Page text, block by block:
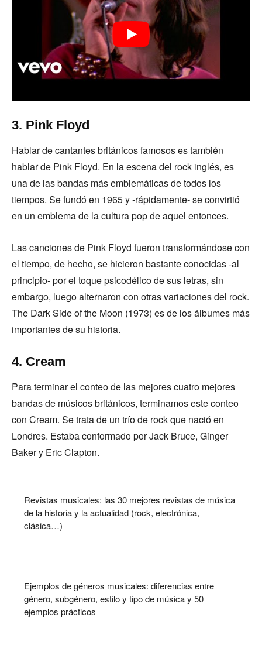
3. Pink Floyd
Hablar de cantantes británicos famosos es también
hablar de Pink Floyd. En la escena del rock inglés, es
una de las bandas más emblemáticas de todos los
tiempos. Se fundó en 1965 y -rápidamente- se convirtió
en un emblema de la cultura pop de aquel entonces.
Las canciones de Pink Floyd fueron transformándose con
el tiempo, de hecho, se hicieron bastante conocidas -al
principio- por el toque psicodélico de sus letras, sin
embargo, luego alternaron con otras variaciones del rock.
The Dark Side of the Moon (1973) es de los álbumes más
importantes de su historia.
4. Cream
Para terminar el conteo de las mejores cuatro mejores
bandas de músicos británicos, terminamos este conteo
con Cream. Se trata de un trío de rock que nació en
Londres. Estaba conformado por Jack Bruce, Ginger
Baker y Eric Clapton.
Revistas musicales: las 30 mejores revistas de música
de la historia y la actualidad (rock, electrónica,
clásica…)
Ejemplos de géneros musicales: diferencias entre
género, subgénero, estilo y tipo de música y 50
ejemplos prácticos